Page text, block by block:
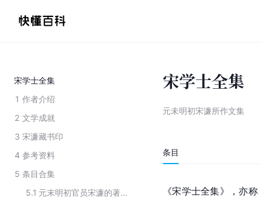
宋学士全集
1 作者介绍
2 文学成就
3 宋濂藏书印
4 参考资料
5 条目合集
5.1
元末明初官员宋濂的著作
宋学士全集
元未明初宋濂所作文集
条目
《宋学士全集》，亦